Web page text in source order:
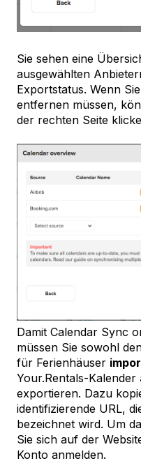
Sie sehen eine
ausgewählten
Exportstatus. Wenn
entfernen müssen,
der rechten Seite
Damit Calendar Sync
müssen Sie sowohl
für Ferienhäuser
Your.Rentals-Kalender
exportieren. Dazu
identifizierende URL,
bezeichnet wird. Um
Sie sich auf der
Konto anmelden.